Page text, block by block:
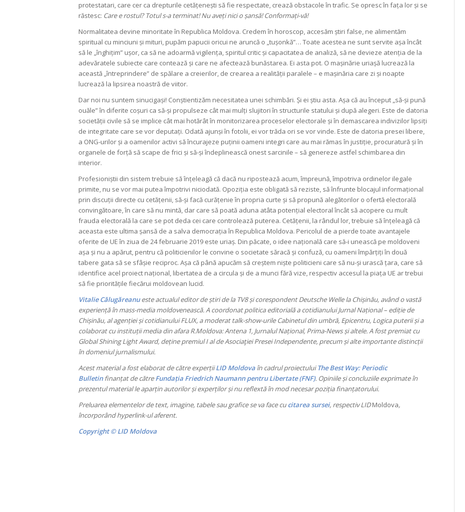
protestatari, care cer ca drepturile cetățenești să fie respectate, crează obstacole în trafic. Se opresc în fața lor și se
răstesc: Care e rostul? Totul s-a terminat! Nu aveți nici o șansă! Conformați-vă!
Normalitatea devine minoritate în Republica Moldova. Credem în horoscop, accesăm știri false, ne alimentăm
spiritual cu minciuni și mituri, pupăm papucii oricui ne aruncă o „tușonkă”… Toate acestea ne sunt servite așa încât
să le „înghițim” ușor, ca să ne adoarmă vigilența, spiritul critic și capacitatea de analiză, să ne devieze atenția de la
adevăratele subiecte care contează și care ne afectează bunăstarea. Ei asta pot. O mașinărie uriașă lucrează la
această „întreprindere” de spălare a creierilor, de crearea a realității paralele – e mașinăria care zi și noapte
lucrează la lipsirea noastră de viitor.
Dar noi nu suntem sinucigași! Conștientizăm necesitatea unei schimbări. Și ei știu asta. Așa că au început „să-și pună
ouăle” în diferite coșuri ca să-și propulseze cât mai mulți slujitori în structurile statului și după alegeri. Este de datoria
societății civile să se implice cât mai hotărât în monitorizarea proceselor electorale și în demascarea indivizilor lipsiți
de integritate care se vor deputați. Odată ajunși în fotolii, ei vor trăda ori se vor vinde. Este de datoria presei libere,
a ONG-urilor și a oamenilor activi să încurajeze puținii oameni integri care au mai rămas în justiție, procuratură și în
organele de forță să scape de frici și să-și îndeplinească onest sarcinile – să genereze astfel schimbarea din
interior.
Profesioniștii din sistem trebuie să înțeleagă că dacă nu ripostează acum, împreună, împotriva ordinelor ilegale
primite, nu se vor mai putea împotrivi niciodată. Opoziția este obligată să reziste, să înfrunte blocajul informațional
prin discuții directe cu cetățenii, să-și facă curățenie în propria curte și să propună alegătorilor o ofertă electorală
convingătoare, în care să nu mintă, dar care să poată aduna atâta potențial electoral încât să acopere cu mult
frauda electorală la care se pot deda cei care controlează puterea. Cetățenii, la rândul lor, trebuie să înțeleagă că
aceasta este ultima șansă de a salva democrația în Republica Moldova. Pericolul de a pierde toate avantajele
oferite de UE în ziua de 24 februarie 2019 este uriaș. Din păcate, o idee națională care să-i unească pe moldoveni
așa și nu a apărut, pentru că politicienilor le convine o societate săracă și confuză, cu oameni împărțiți în două
tabere gata să se sfâșie reciproc. Așa că până apucăm să creștem niște politicieni care să nu-și urască țara, care să
identifice acel proiect național, libertatea de a circula și de a munci fără vize, respectiv accesul la piața UE ar trebui
să fie prioritățile fiecărui moldovean lucid.
Vitalie Călugăreanueste actualul editor de știri de la TV8 și corespondent Deutsche Welle la Chișinău, având o vastă
experiență în mass-media moldovenească. A coordonat politica editorială a cotidianului Jurnal Național – ediție de
Chișinău, al agenției și cotidianului FLUX, a moderat talk-show-urile Cabinetul din umbră, Epicentru, Logica puterii și a
colaborat cu instituții media din afara R.Moldova: Antena 1, Jurnalul Național, Prima-News și altele. A fost premiat cu
Global Shining Light Award, deține premiul I al de Asociaţiei Presei Independente, precum și alte importante distincții
în domeniul jurnalismului.
Acest material a fost elaborat de către experțiiLID Moldova în cadrul proiectuluiThe Best Way: Periodic
Bulletinfinanțat de cătreFundația Friedrich Naumann pentru Libertate (FNF). Opiniile și concluziile exprimate în
prezentul material le aparțin autorilor și experților și nu reflextă în mod necesar poziția finanțatorului.
Preluarea elementelor de text, imagine, tabele sau grafice se va face cucitarea sursei, respectiv LIDMoldova,
încorporând hyperlink-ul aferent.
Copyright © LID Moldova